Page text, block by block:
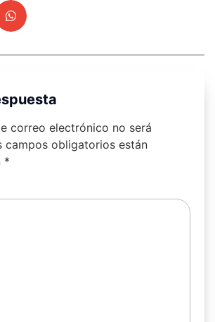
correo electrónico no será
campos obligatorios están
*